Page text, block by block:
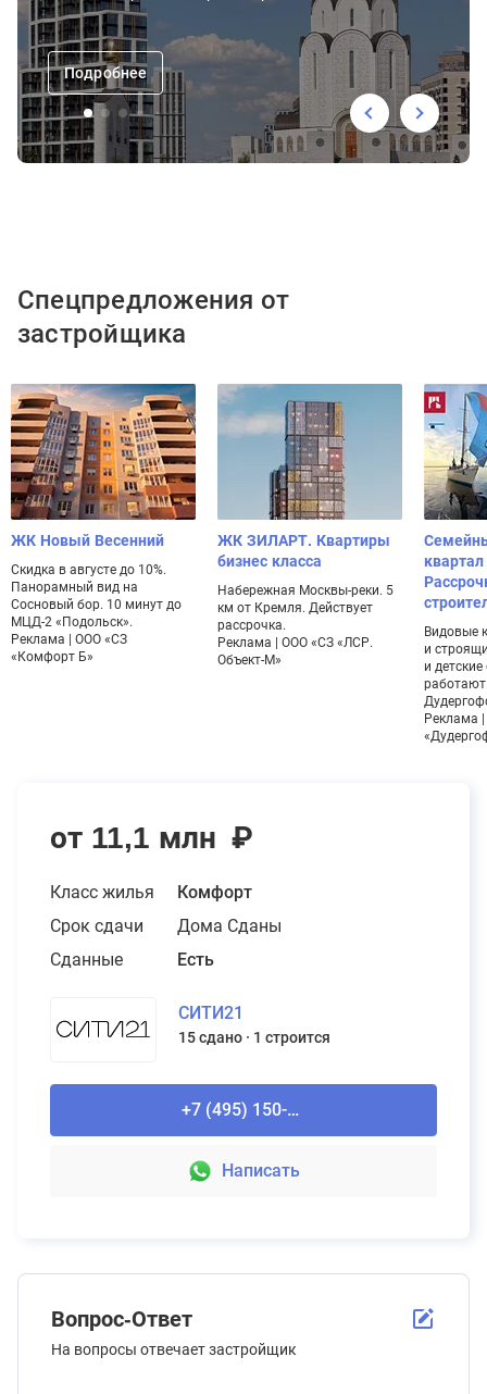
от 11,1 млн ₽
Класс жилья
Комфорт
Срок сдачи
Дома Сданы
Сданные
Есть
СИТИ21
15 сдано 1 строится
+7 (495) 150-90-61
Написать
Вопрос-Ответ
На вопросы отвечает застройщик
Подробнее
Спецпредложения от
застройщика
ЖК Новый Весенний
Скидка в августе до 10%.
Панорамный вид на
Сосновый бор. 10 минут до
МЦД-2 «Подольск».
Реклама | ООО «СЗ
«Комфорт Б»
ЖК ЗИЛАРТ. Квартиры
бизнес класса
Набережная Москвы-реки. 5
км от Кремля. Действует
рассрочка.
Реклама | ООО «СЗ «ЛСР.
Объект-М»
Видовые
и
и
Реклама